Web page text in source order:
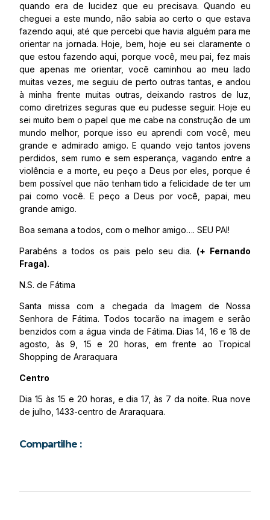
quando era de lucidez que eu precisava. Quando eu
cheguei a este mundo, não sabia ao certo o que estava
fazendo aqui, até que percebi que havia alguém para me
orientar na jornada. Hoje, bem, hoje eu sei claramente o
que estou fazendo aqui, porque você, meu pai, fez mais
que apenas me orientar, você caminhou ao meu lado
muitas vezes, me seguiu de perto outras tantas, e andou
à minha frente muitas outras, deixando rastros de luz,
como diretrizes seguras que eu pudesse seguir. Hoje eu
sei muito bem o papel que me cabe na construção de um
mundo melhor, porque isso eu aprendi com você, meu
grande e admirado amigo. E quando vejo tantos jovens
perdidos, sem rumo e sem esperança, vagando entre a
violência e a morte, eu peço a Deus por eles, porque é
bem possível que não tenham tido a felicidade de ter um
pai como você. E peço a Deus por você, papai, meu
grande amigo.
Boa semana a todos, com o melhor amigo…. SEU PAI!
Parabéns a todos os pais pelo seu dia. (+ Fernando
Fraga).
N.S. de Fátima
Santa missa com a chegada da Imagem de Nossa
Senhora de Fátima. Todos tocarão na imagem e serão
benzidos com a água vinda de Fátima. Dias 14, 16 e 18 de
agosto, às 9, 15 e 20 horas, em frente ao Tropical
Shopping de Araraquara
Centro
Dia 15 às 15 e 20 horas, e dia 17, às 7 da noite. Rua nove
de julho, 1433-centro de Araraquara.
Compartilhe :